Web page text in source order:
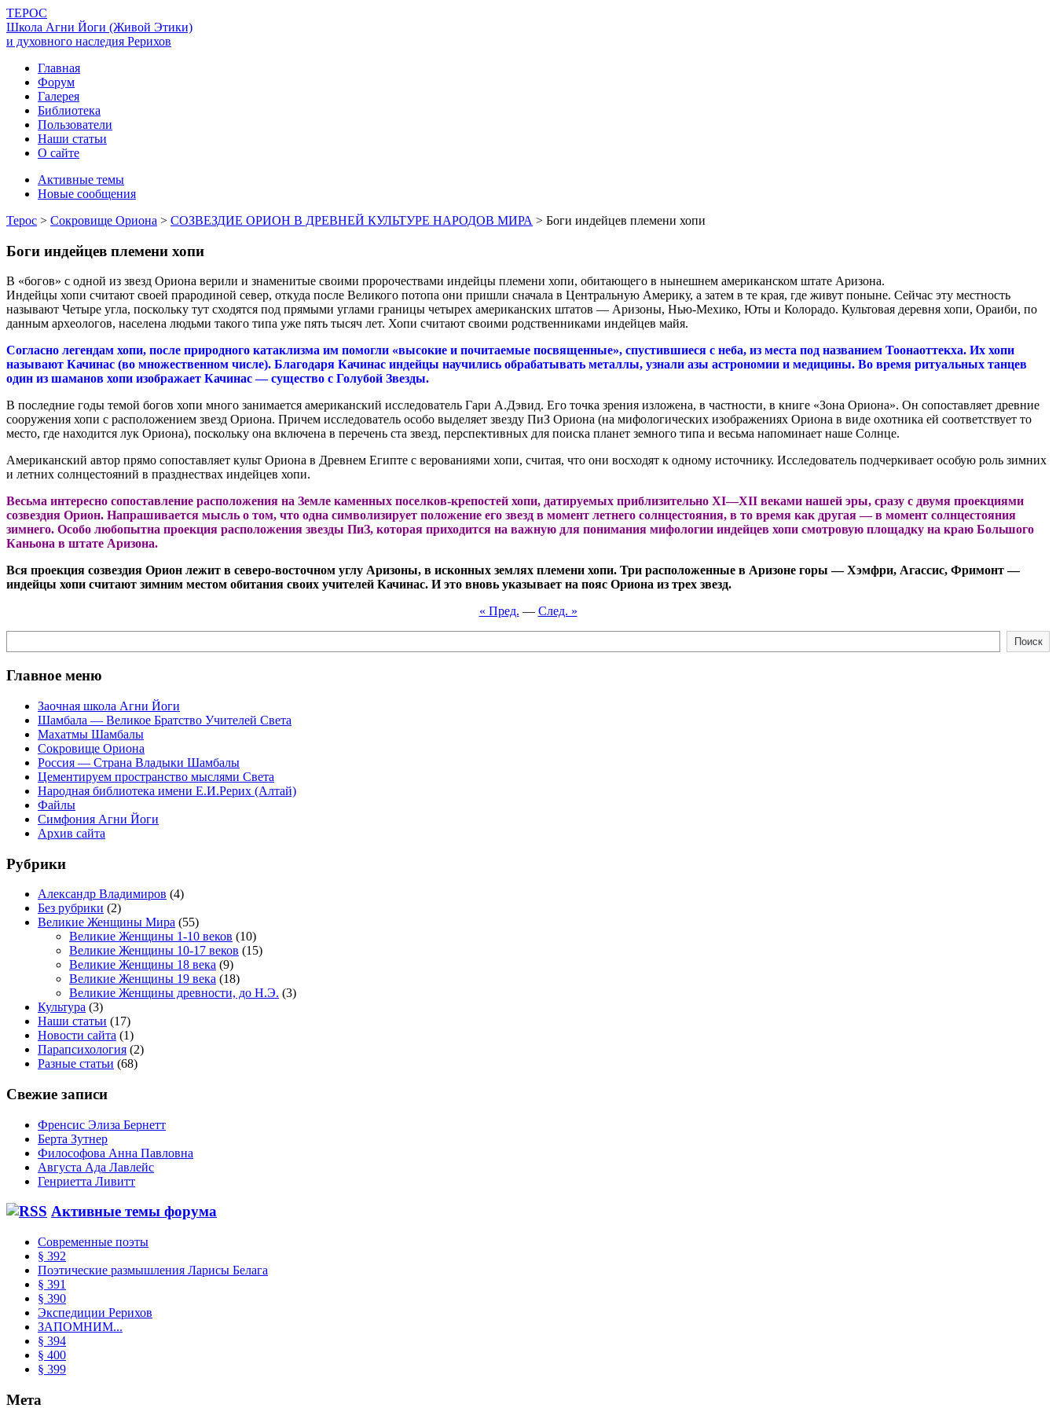
ТЕРОС
Школа Агни Йоги (Живой Этики)
и духовного наследия Рерихов
Главная
Форум
Галерея
Библиотека
Пользователи
Наши статьи
О сайте
Активные темы
Новые сообщения
Терос > Сокровище Ориона > СОЗВЕЗДИЕ ОРИОН В ДРЕВНЕЙ КУЛЬТУРЕ НАРОДОВ МИРА > Боги индейцев племени хопи
Боги индейцев племени хопи
В «богов» с одной из звезд Ориона верили и знаменитые своими пророчествами индейцы племени хопи, обитающего в нынешнем американском штате Аризона.
Индейцы хопи считают своей прародиной север, откуда после Великого потопа они пришли сначала в Центральную Америку, а затем в те края, где живут поныне. Сейчас эту местность
называют Четыре угла, поскольку тут сходятся под прямыми углами границы четырех американских штатов — Аризоны, Нью-Мехико, Юты и Колорадо. Культовая деревня хопи, Ораиби, по
данным археологов, населена людьми такого типа уже пять тысяч лет. Хопи считают своими родственниками индейцев майя.
Согласно легендам хопи, после природного катаклизма им помогли «высокие и почитаемые посвященные», спустившиеся с неба, из места под названием Тоонаоттекха. Их хопи
называют Качинас (во множественном числе). Благодаря Качинас индейцы научились обрабатывать металлы, узнали азы астрономии и медицины. Во время ритуальных танцев
один из шаманов хопи изображает Качинас — существо с Голубой Звезды.
В последние годы темой богов хопи много занимается американский исследователь Гари А.Дэвид. Его точка зрения изложена, в частности, в книге «Зона Ориона». Он сопоставляет древние
сооружения хопи с расположением звезд Ориона. Причем исследователь особо выделяет звезду ПиЗ Ориона (на мифологических изображениях Ориона в виде охотника ей соответствует то
место, где находится лук Ориона), поскольку она включена в перечень ста звезд, перспективных для поиска планет земного типа и весьма напоминает наше Солнце.
Американский автор прямо сопоставляет культ Ориона в Древнем Египте с верованиями хопи, считая, что они восходят к одному источнику. Исследователь подчеркивает особую роль зимних
и летних солнцестояний в празднествах индейцев хопи.
Весьма интересно сопоставление расположения на Земле каменных поселков-крепостей хопи, датируемых приблизительно XI—XII веками нашей эры, сразу с двумя проекциями
созвездия Орион. Напрашивается мысль о том, что одна символизирует положение его звезд в момент летнего солнцестояния, в то время как другая — в момент солнцестояния
зимнего. Особо любопытна проекция расположения звезды ПиЗ, которая приходится на важную для понимания мифологии индейцев хопи смотровую площадку на краю Большого
Каньона в штате Аризона.
Вся проекция созвездия Орион лежит в северо-восточном углу Аризоны, в исконных землях племени хопи. Три расположенные в Аризоне горы — Хэмфри, Агассис, Фримонт —
индейцы хопи считают зимним местом обитания своих учителей Качинас. И это вновь указывает на пояс Ориона из трех звезд.
« Пред. — След. »
Поиск
Главное меню
Заочная школа Агни Йоги
Шамбала — Великое Братство Учителей Света
Махатмы Шамбалы
Сокровище Ориона
Россия — Страна Владыки Шамбалы
Цементируем пространство мыслями Света
Народная библиотека имени Е.И.Рерих (Алтай)
Файлы
Симфония Агни Йоги
Архив сайта
Рубрики
Александр Владимиров (4)
Без рубрики (2)
Великие Женщины Мира (55)
Великие Женщины 1-10 веков (10)
Великие Женщины 10-17 веков (15)
Великие Женщины 18 века (9)
Великие Женщины 19 века (18)
Великие Женщины древности, до Н.Э. (3)
Культура (3)
Наши статьи (17)
Новости сайта (1)
Парапсихология (2)
Разные статьи (68)
Свежие записи
Френсис Элиза Бернетт
Берта Зутнер
Философова Анна Павловна
Августа Ада Лавлейс
Генриетта Ливитт
Активные темы форума
Современные поэты
§ 392
Поэтические размышления Ларисы Белага
§ 391
§ 390
Экспедиции Рерихов
ЗАПОМНИМ...
§ 394
§ 400
§ 399
Мета